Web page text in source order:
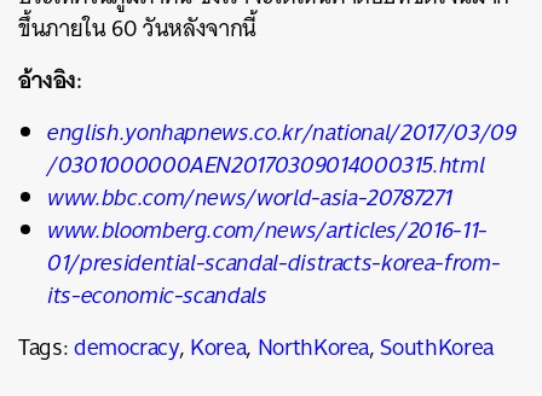
ขึ้นภายใน 60 วันหลังจากนี้
อ้างอิง:
english.yonhapnews.co.kr/national/2017/03/09
/0301000000AEN20170309014000315.html
www.bbc.com/news/world-asia-20787271
www.bloomberg.com/news/articles/2016-11-
01/presidential-scandal-distracts-korea-from-
its-economic-scandals
Tags:democracy,Korea, NorthKorea,SouthKorea